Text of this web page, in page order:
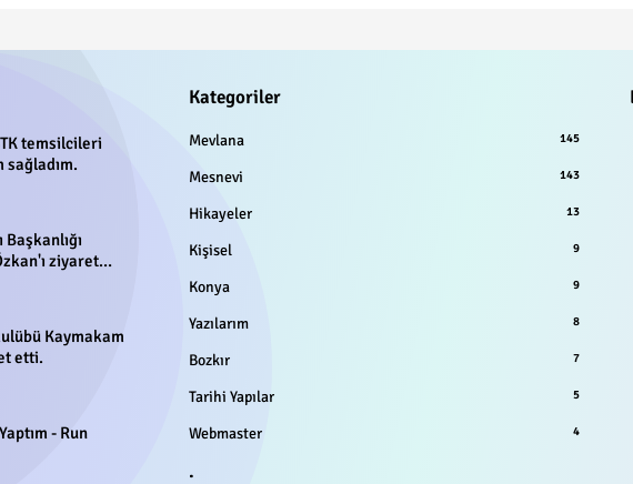
temsilcileri
sağladım.
ziyaret
Kaymakam
etti.
- Run
Kategoriler
Mevlana 145
Mesnevi 143
Hikayeler 13
Kişisel 9
Konya 9
Yazılarım 8
Bozkır 7
Tarihi Yapılar 5
Webmaster 4
.